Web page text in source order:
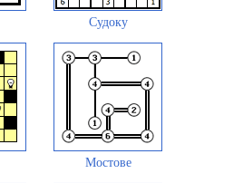
Судоку
Мостове